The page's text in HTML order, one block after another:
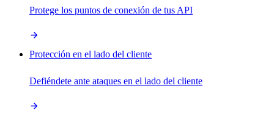
Protege los puntos de conexión de tus API
Protección en el lado del cliente
Defiéndete ante ataques en el lado del cliente